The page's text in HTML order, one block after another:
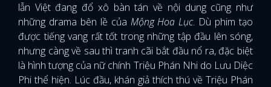
lẫn Việt đang đổ xô bàn tán về nội dung cũng như
những drama bên lề của Mộng Hoa Lục. Dù phim tạo
được tiếng vang rất tốt trong những tập đầu lên sóng,
nhưng càng về sau thì tranh cãi bắt đầu nổ ra, đặc biệt
là hình tượng của nữ chính Triệu Phán Nhi do Lưu Diệc
Phi thể hiện. Lúc đầu, khán giả thích thú về Triệu Phán